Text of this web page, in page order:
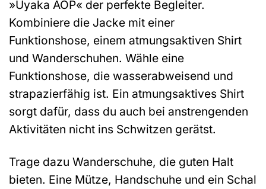
»Uyaka AOP« der perfekte Begleiter.
Kombiniere die Jacke mit einer
Funktionshose, einem atmungsaktiven Shirt
und Wanderschuhen. Wähle eine
Funktionshose, die wasserabweisend und
strapazierfähig ist. Ein atmungsaktives Shirt
sorgt dafür, dass du auch bei anstrengenden
Aktivitäten nicht ins Schwitzen gerätst.
Trage dazu Wanderschuhe, die guten Halt
bieten. Eine Mütze, Handschuhe und ein Schal